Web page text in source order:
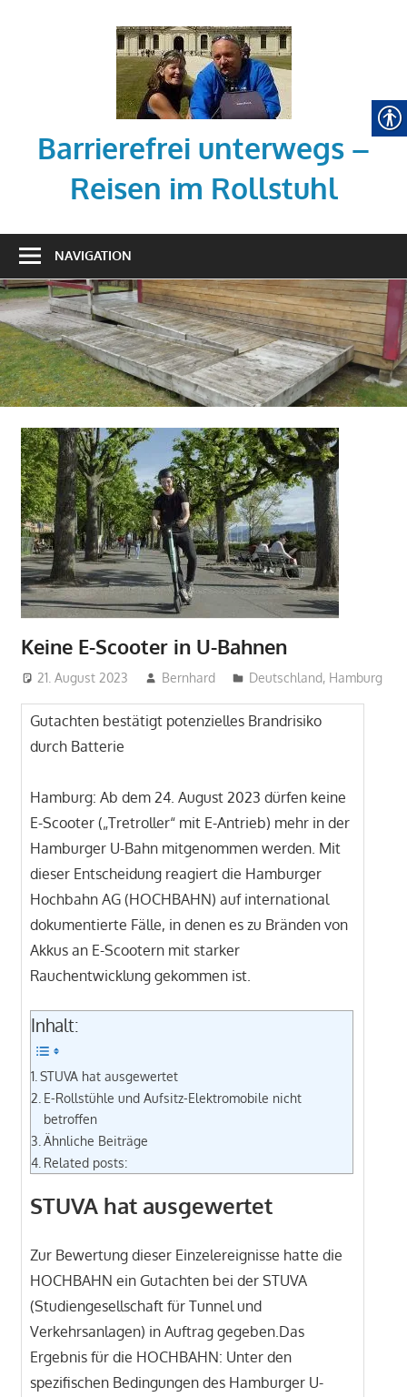
Barrierefrei unterwegs –
Reisen im Rollstuhl
zum
Reisen
mit
dem
Rollstuhl
NAVIGATION
Keine E-Scooter in U-Bahnen
21. August 2023 Bernhard Deutschland, Hamburg
Gutachten bestätigt potenzielles Brandrisiko
durch Batterie
Hamburg: Ab dem 24. August 2023 dürfen keine
E-Scooter („Tretroller“ mit E-Antrieb) mehr in der
Hamburger U-Bahn mitgenommen werden. Mit
dieser Entscheidung reagiert die Hamburger
Hochbahn AG (HOCHBAHN) auf international
dokumentierte Fälle, in denen es zu Bränden von
Akkus an E-Scootern mit starker
Rauchentwicklung gekommen ist.
Inhalt:
STUVA hat ausgewertet
E-Rollstühle und Aufsitz-Elektromobile nicht
betroffen
Ähnliche Beiträge
Related posts:
STUVA hat ausgewertet
Zur Bewertung dieser Einzelereignisse hatte die
HOCHBAHN ein Gutachten bei der STUVA
(Studiengesellschaft für Tunnel und
Verkehrsanlagen) in Auftrag gegeben.Das
Ergebnis für die HOCHBAHN: Unter den
spezifischen Bedingungen des Hamburger U-